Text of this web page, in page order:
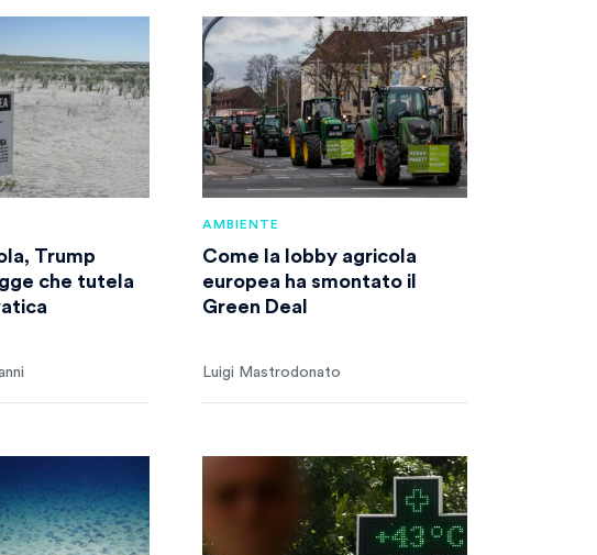
Trump
che tutela
AMBIENTE
Come la lobby agricola
europea ha smontato il
Green Deal
Luigi Mastrodonato